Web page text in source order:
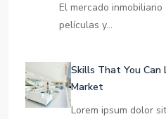
El mercado
películas y…
Skills That You Can
Market
Lorem ipsum dolor